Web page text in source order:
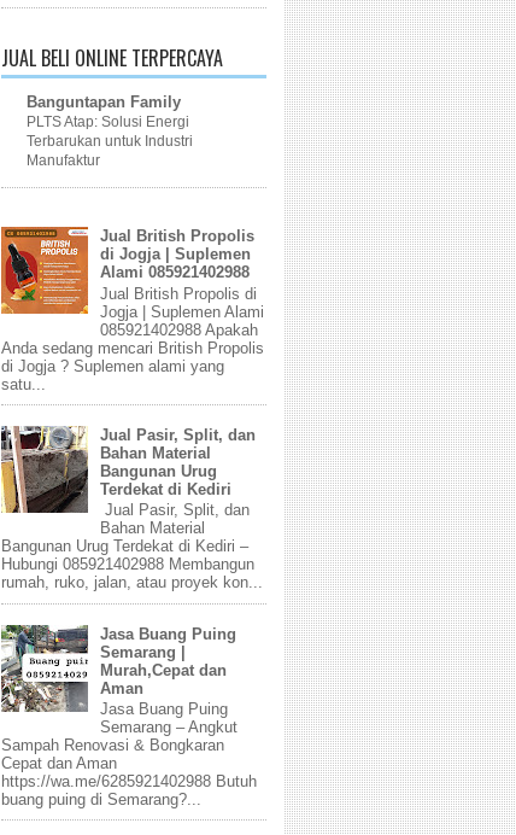
JUAL BELI ONLINE TERPERCAYA
Banguntapan Family
PLTS Atap: Solusi Energi
Terbarukan untuk Industri
Manufaktur
Jual British Propolis
di Jogja | Suplemen
Alami 085921402988
Jual British Propolis di
Jogja | Suplemen Alami
085921402988 Apakah
Anda sedang mencari British Propolis
di Jogja ? Suplemen alami yang
satu...
Jual Pasir, Split, dan
Bahan Material
Bangunan Urug
Terdekat di Kediri
Jual Pasir, Split, dan
Bahan Material
Bangunan Urug Terdekat di Kediri –
Hubungi 085921402988 Membangun
rumah, ruko, jalan, atau proyek kon...
Jasa Buang Puing
Semarang |
Murah,Cepat dan
Aman
Jasa Buang Puing
Semarang – Angkut
Sampah Renovasi & Bongkaran
Cepat dan Aman
https://wa.me/6285921402988 Butuh
buang puing di Semarang?...